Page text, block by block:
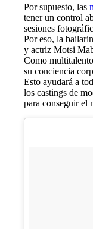
Por supuesto, las
tener un control
sesiones
Por eso, la
y actriz Motsi
Como
su conciencia
Esto ayudará a
los castings de
para conseguir el